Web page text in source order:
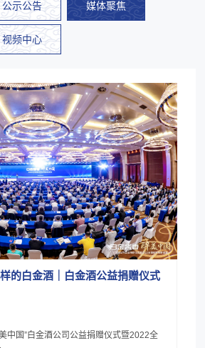
公示公告 媒体聚焦
视频中心
的白金酒｜白金酒公益捐赠仪式
中国”白金酒公司公益捐赠仪式暨2022全